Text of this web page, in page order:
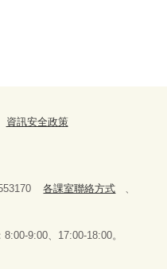
資訊安全政策
各課室聯絡方式
、
9:00、17:00-18:00。